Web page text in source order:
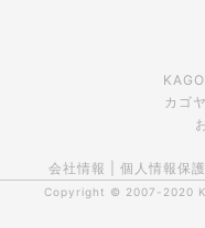
カゴ
会社情報 個人情報保
Copyright © 2007-2020